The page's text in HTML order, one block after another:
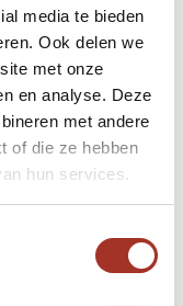
media te bieden
Ook delen we
met onze
en analyse. Deze
met andere
of die ze hebben
hun services.
sfeer die